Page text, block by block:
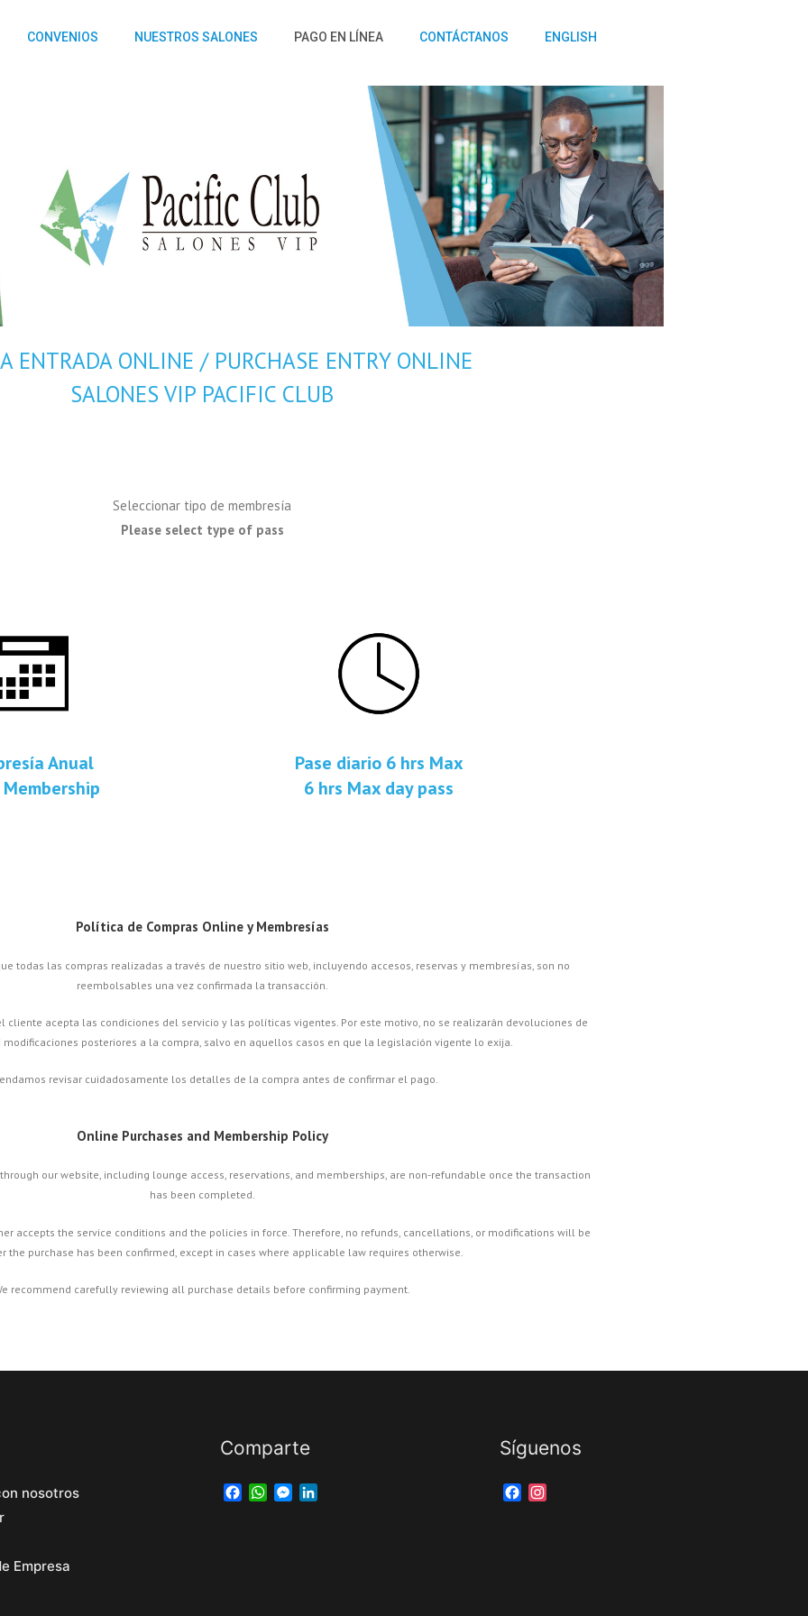
CONVENIOS NUESTROS SALONES PAGO EN LÍNEA CONTÁCTANOS ENGLISH
ENTRADA ONLINE / PURCHASE ENTRY ONLINE
SALONES VIP PACIFIC CLUB
Seleccionar tipo de membresía
Please select type of pass
Anual
Pase diario 6 hrs Max
6 hrs Max day pass
Política de Compras Online y Membresías
todas las compras realizadas a través de nuestro sitio web, incluyendo accesos, reservas y membresías, son no
reembolsables una vez confirmada la transacción.
cliente acepta las condiciones del servicio y las políticas vigentes. Por este motivo, no se realizarán devoluciones de
modificaciones posteriores a la compra, salvo en aquellos casos en que la legislación vigente lo exija.
revisar cuidadosamente los detalles de la compra antes de confirmar el pago.
Online Purchases and Membership Policy
our website, including lounge access, reservations, and memberships, are non-refundable once the transaction
has been completed.
accepts the service conditions and the policies in force. Therefore, no refunds, cancellations, or modifications will be
the purchase has been confirmed, except in cases where applicable law requires otherwise.
recommend carefully reviewing all purchase details before confirming payment.
nosotros
Empresa
Comparte
Facebook
WhatsApp
Messenger
Síguenos
Facebook